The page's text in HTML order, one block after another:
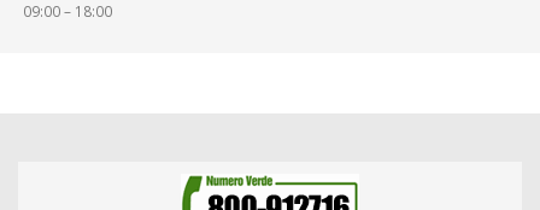
09:00 – 18:00